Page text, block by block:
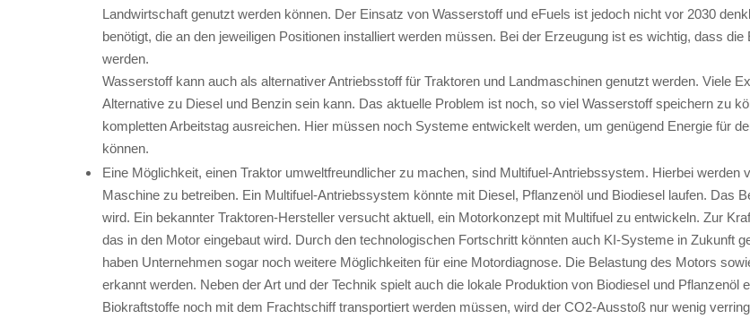
Landwirtschaft genutzt werden können. Der Einsatz von Wasserstoff und eFuels ist jedoch nicht vor 2030
benötigt, die an den jeweiligen Positionen installiert werden müssen. Bei der Erzeugung ist es wichtig, dass
werden.
Wasserstoff kann auch als alternativer Antriebsstoff für Traktoren und Landmaschinen genutzt werden. Viele
Alternative zu Diesel und Benzin sein kann. Das aktuelle Problem ist noch, so viel Wasserstoff speichern zu
kompletten Arbeitstag ausreichen. Hier müssen noch Systeme entwickelt werden, um genügend Energie für
können.
Eine Möglichkeit, einen Traktor umweltfreundlicher zu machen, sind Multifuel-Antriebssystem. Hierbei
Maschine zu betreiben. Ein Multifuel-Antriebssystem könnte mit Diesel, Pflanzenöl und Biodiesel laufen. Das
wird. Ein bekannter Traktoren-Hersteller versucht aktuell, ein Motorkonzept mit Multifuel zu entwickeln. Zur
das in den Motor eingebaut wird. Durch den technologischen Fortschritt könnten auch KI-Systeme in Zukunft
haben Unternehmen sogar noch weitere Möglichkeiten für eine Motordiagnose. Die Belastung des Motors
erkannt werden. Neben der Art und der Technik spielt auch die lokale Produktion von Biodiesel und
Biokraftstoffe noch mit dem Frachtschiff transportiert werden müssen, wird der CO2-Ausstoß nur wenig